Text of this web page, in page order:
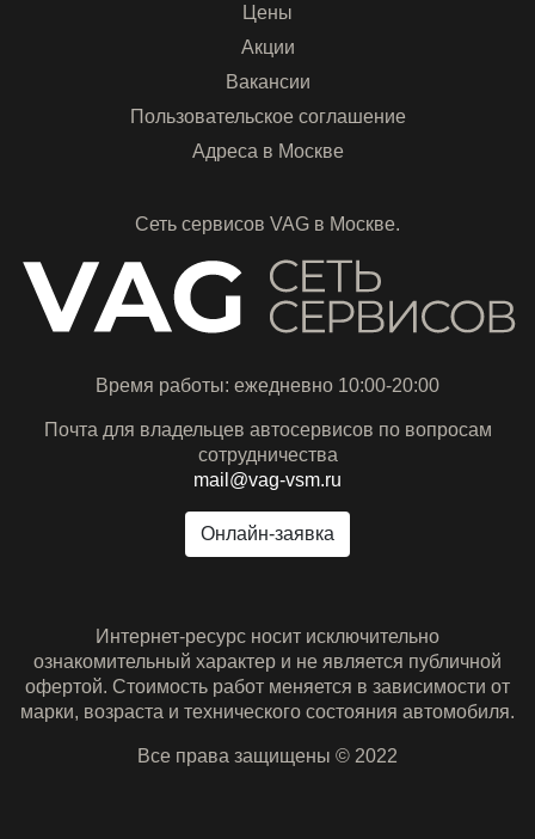
Цены
Акции
Вакансии
Пользовательское соглашение
Адреса в Москве
Сеть сервисов VAG в Москве.
Время работы: ежедневно 10:00-20:00
Почта для владельцев автосервисов по вопросам
сотрудничества
mail@vag-vsm.ru
Онлайн-заявка
Интернет-ресурс носит исключительно
ознакомительный характер и не является публичной
офертой. Стоимость работ меняется в зависимости от
марки, возраста и технического состояния автомобиля.
Все права защищены © 2022